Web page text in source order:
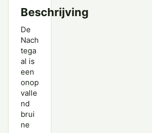
Beschrijving
De
Nach
tega
al is
een
onop
valle
nd
brui
ne
Withalsvliegenvanger